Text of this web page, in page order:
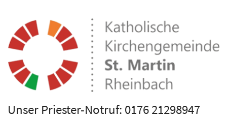
Unser Priester-Notruf: 0176 21298947